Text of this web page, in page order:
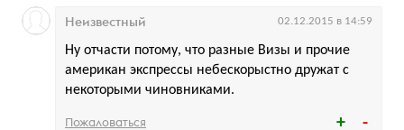
Ну отчасти потому, что разные Визы и прочие
американ экспрессы небескорыстно дружат с
некоторыми чиновниками.
Неизвестный 02.12.2015 в 14:59
Пожаловаться